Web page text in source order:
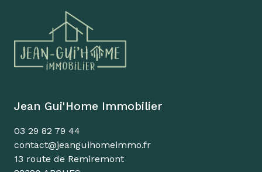
Jean Gui'Home Immobilier
03 29 82 79 44
contact@jeanguihomeimmo.fr
13 route de Remiremont